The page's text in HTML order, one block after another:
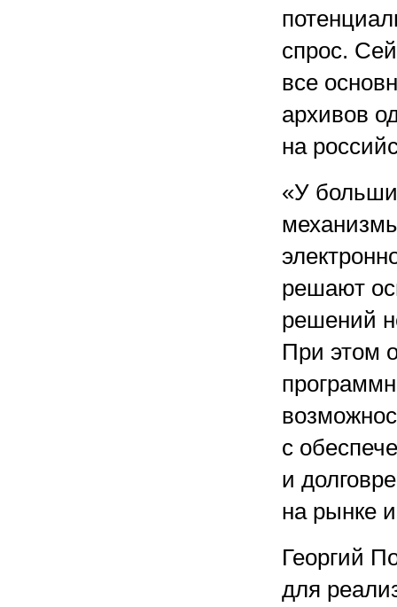
спрос.
все
архивов
на
«У
решают
решений
При этом
с
и
на рынке
Георгий
для